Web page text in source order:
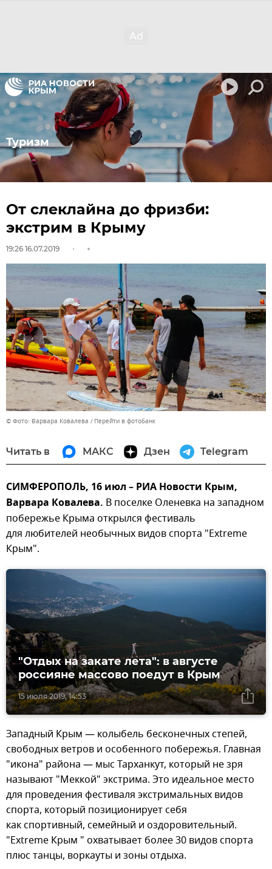
Туризм
От слеклайна до фризби:
экстрим в Крыму
19:26 16.07.2019
© Фото: Варвара Ковалева Перейти в фотобанк
Читать в МАКС Дзен Telegram
СИМФЕРОПОЛЬ, 16 июл – РИА Новости Крым,
Варвара Ковалева. В поселке Оленевка на западном
побережье Крыма открылся фестиваль
для любителей необычных видов спорта "Extreme
Крым".
15 июля 2019, 14:53
"Отдых на закате лета": в августе
россияне массово поедут в Крым
Западный Крым — колыбель бесконечных степей,
свободных ветров и особенного побережья. Главная
"икона" района — мыс Тарханкут, который не зря
называют "Меккой" экстрима. Это идеальное место
для проведения фестиваля экстримальных видов
спорта, который позиционирует себя
как спортивный, семейный и оздоровительный.
"Extreme Крым " охватывает более 30 видов спорта
плюс танцы, воркауты и зоны отдыха.